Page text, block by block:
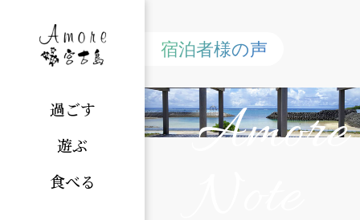
過ごす
遊ぶ
食べる
宿泊者様の声
Amore